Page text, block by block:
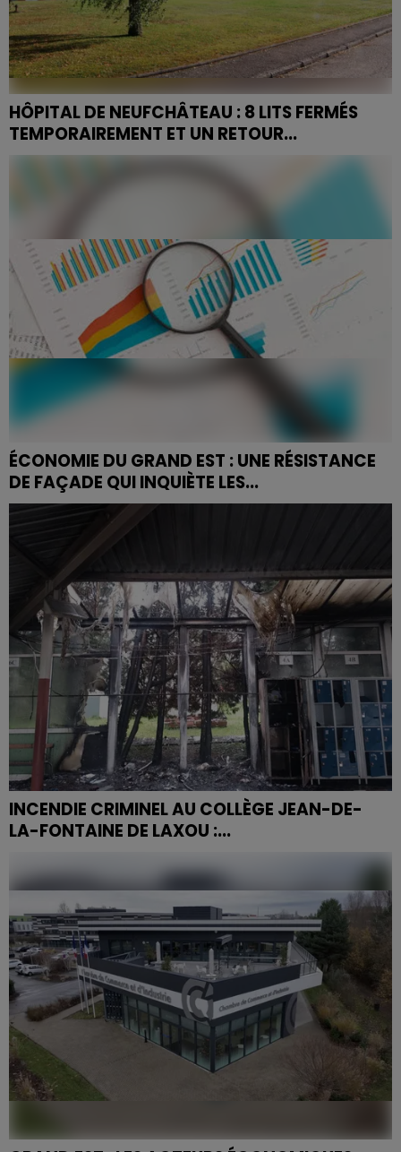
HÔPITAL DE NEUFCHÂTEAU : 8 LITS FERMÉS
TEMPORAIREMENT ET UN RETOUR...
Le Centre Hospitalier de l'Ouest Vosgien annonce une
amélioration significative de la situation dans ses
services de médecine, grâce à la mobilisation rapide...
ÉCONOMIE DU GRAND EST : UNE RÉSISTANCE
DE FAÇADE QUI INQUIÈTE LES...
Les chiffres semblent stables. Mais derrière cette
apparente accalmie, les fondamentaux de l'économie
du Grand Est se fissurent. C'est le message que
délivre...
INCENDIE CRIMINEL AU COLLÈGE JEAN-DE-
LA-FONTAINE DE LAXOU :...
Dans la nuit du samedi 16 au dimanche 17 mai 2025, un
incendie volontaire a ravagé le hall du collège Jean-
de-la-Fontaine de Laxou, entraînant la fermeture...